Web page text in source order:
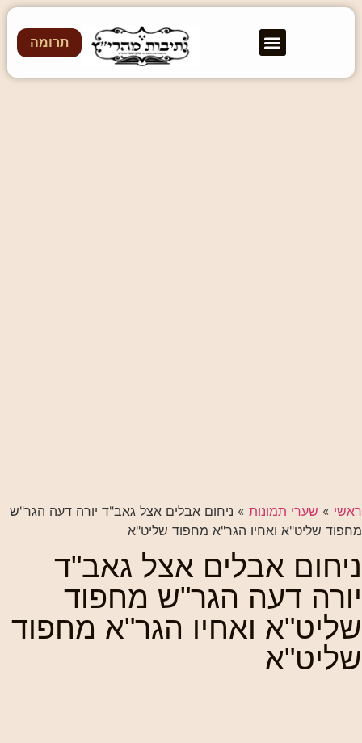
תרומה
ראשי » שערי תמונות » ניחום אבלים אצל גאב"ד יורה דעה הגר"ש
מחפוד שליט"א ואחיו הגר"א מחפוד שליט"א
ניחום אבלים אצל גאב"ד
יורה דעה הגר"ש מחפוד
שליט"א ואחיו הגר"א מחפוד
שליט"א